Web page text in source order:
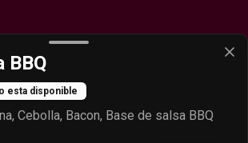
BBQ
esta disponible
Cebolla, Bacon, Base de salsa BBQ